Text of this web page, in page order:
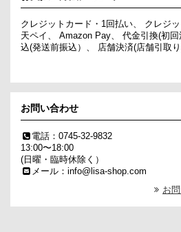
クレジットカード・1回払い、 クレジ
天ペイ、 Amazon Pay、 代金引換(初
込(発送前振込）、 店舗決済(店舗引取
お問い合わせ
電話：0745-32-9832
13:00〜18:00
(日曜・臨時休除く）
メール：info@lisa-shop.com
お